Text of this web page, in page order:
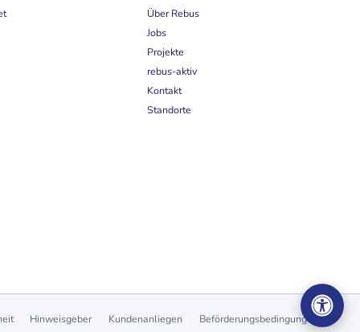
Über Rebus
Jobs
Projekte
rebus-aktiv
Kontakt
Standorte
Hinweisgeber Kundenanliegen Beförderungsbedingungen